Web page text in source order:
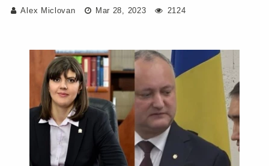
Alex Miclovan Mar 28, 2023 2124